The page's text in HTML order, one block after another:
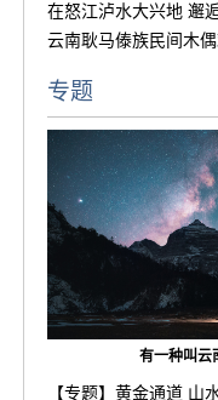
在怒江泸水大兴地 邂
云南耿马傣族民间木
专题
有一种叫云
【专题】黄金通道 山